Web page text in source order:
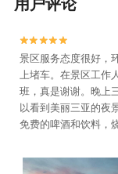
用户评论


景区服务态度很好，
上堵车。在景区工作
班，真是谢谢。晚上
以看到美丽三亚的夜
免费的啤酒和饮料，
味的抽奖活动，我很